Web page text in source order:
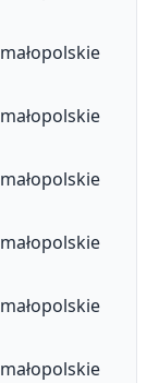
małopolskie
małopolskie
małopolskie
małopolskie
małopolskie
małopolskie